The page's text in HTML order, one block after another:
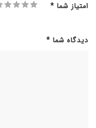
امتیاز شما *
دیدگاه شما *